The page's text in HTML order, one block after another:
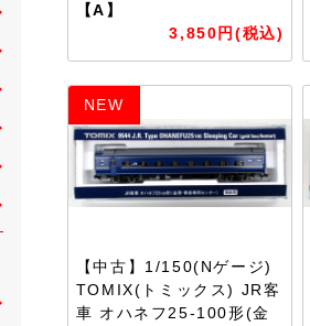
【A】
3,850円(税込)
NEW
【中古】1/150(Nゲージ)
TOMIX(トミックス) JR客
車 オハネフ25-100形(金